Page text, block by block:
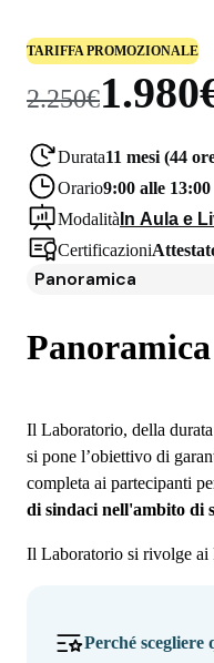
TARIFFA PROMOZIONALE
2.250€
Durata11 mesi (44
Orario9:00 alle 13:00
Modalità In Aula e
Certificazioni
Panoramica
Programma
Docenti
Panoramica
Il Laboratorio, della
si pone l’obiettivo di
completa ai partecipanti
di sindaci nell'ambito di
Il Laboratorio si rivolge ai
Perché scegliere